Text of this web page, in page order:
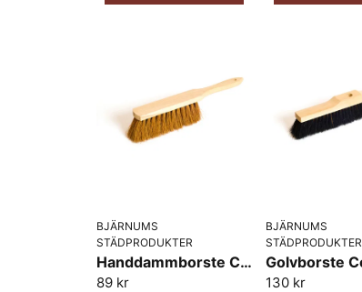
BJÄRNUMS
STÄDPRODUKTER
Handdammborste Cocosblandning trärygg Bjärnums
89 kr
BJÄRNUMS
STÄDPRODUKTER
130 kr